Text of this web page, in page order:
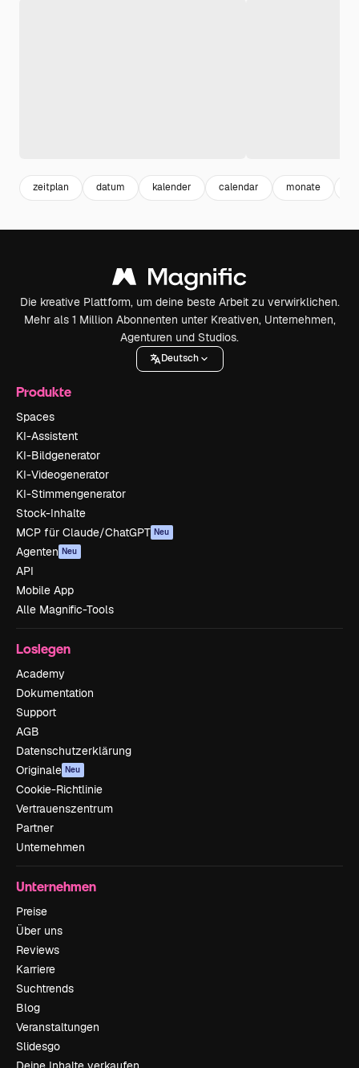
zeitplan datum kalender calendar monate
Die kreative Plattform, um deine beste Arbeit zu verwirklichen.
Mehr als 1 Million Abonnenten unter Kreativen, Unternehmen,
Agenturen und Studios.
Deutsch
Produkte
Spaces
KI-Assistent
KI-Bildgenerator
KI-Videogenerator
KI-Stimmengenerator
Stock-Inhalte
MCP für Claude/ChatGPT Neu
Agenten Neu
API
Mobile App
Alle Magnific-Tools
Loslegen
Academy
Dokumentation
Support
AGB
Datenschutzerklärung
Originale Neu
Cookie-Richtlinie
Vertrauenszentrum
Partner
Unternehmen
Unternehmen
Preise
Über uns
Reviews
Karriere
Suchtrends
Blog
Veranstaltungen
Slidesgo